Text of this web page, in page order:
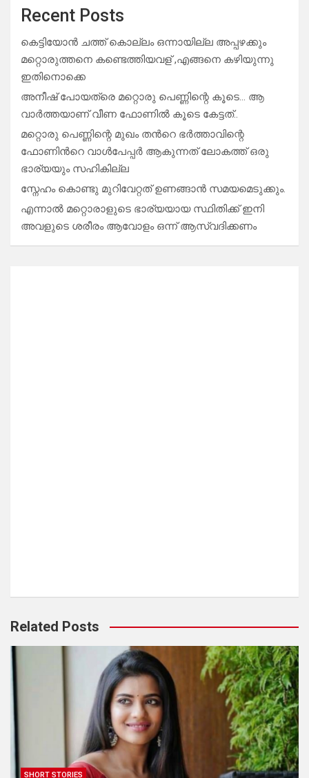
Recent Posts
കെട്ടിയോൻ ചത്ത് കൊല്ലം ഒന്നായില്ല അപ്പഴക്കും
മറ്റൊരുത്തനെ കണ്ടെത്തിയവള് ,എങ്ങനെ കഴിയുന്നു
ഇതിനൊക്കെ
അനീഷ് പോയത്രെ മറ്റൊരു പെണ്ണിന്റെ കൂടെ… ആ
വാർത്തയാണ് വീണ ഫോണിൽ കൂടെ കേട്ടത്..
മറ്റൊരു പെണ്ണിന്റെ മുഖം തൻറെ ഭർത്താവിന്റെ
ഫോണിൻറെ വാൾപേപ്പർ ആകുന്നത് ലോകത്ത് ഒരു
ഭാര്യയും സഹികില്ല
സ്നേഹം കൊണ്ടു മുറിവേറ്റത് ഉണങ്ങാൻ സമയമെടുക്കും.
എന്നാൽ മറ്റൊരാളുടെ ഭാര്യയായ സ്ഥിതിക്ക് ഇനി
അവളുടെ ശരീരം ആവോളം ഒന്ന് ആസ്വദിക്കണം
Related Posts
SHORT STORIES